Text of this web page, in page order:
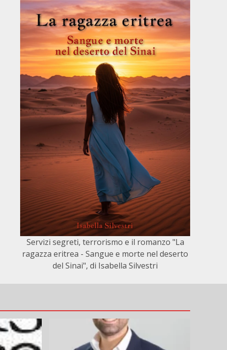
Servizi segreti, terrorismo e il romanzo "La
ragazza eritrea - Sangue e morte nel deserto
del Sinai", di Isabella Silvestri